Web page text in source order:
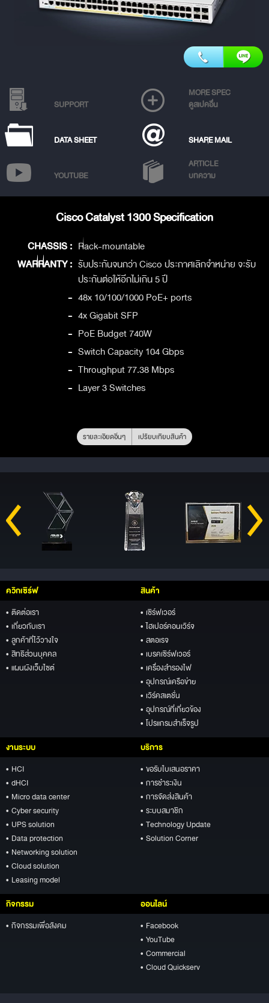
SUPPORT
MORE SPEC
ดูสเปคอื่น
DATA SHEET SHARE MAIL
YOUTUBE
ARTICLE
บทความ
Cisco Catalyst 1300 Specification
CHASSIS : Rack-mountable
WARRANTY : รับประกันจนกว่า Cisco ประกาศเลิกจำหน่าย จะรับ
ประกันต่อให้อีกไม่เกิน 5 ปี
- 48x 10/100/1000 PoE+ ports
- 4x Gigabit SFP
- PoE Budget 740W
- Switch Capacity 104 Gbps
- Throughput 77.38 Mbps
- Layer 3 Switches
รายละเอียดอื่นๆ เปรียบเทียบสินค้า
ควิกเซิร์ฟ
• ติดต่อเรา
• เกี่ยวกับเรา
• ลูกค้าที่ไว้วางใจ
• สิทธิส่วนบุคคล
• แผนผังเว็บไซต์
สินค้า
• เซิร์ฟเวอร์
• ไฮเปอร์คอนเวิร์จ
• สตอเรจ
• เบรคเซิร์ฟเวอร์
• เครื่องสำรองไฟ
• อุปกรณ์เครือข่าย
• เวิร์คสเตชั่น
• อุปกรณ์ที่เกี่ยวข้อง
• โปรแกรมสำเร็จรูป
งานระบบ
• HCI
• dHCI
• Micro data center
• Cyber security
• UPS solution
• Data protection
• Networking solution
• Cloud solution
• Leasing model
บริการ
• ขอรับใบเสนอราคา
• การชำระเงิน
• การจัดส่งสินค้า
• ระบบสมาชิก
• Technology Update
• Solution Corner
กิจกรรม
• กิจกรรมเพื่อสังคม
ออนไลน์
• Facebook
• YouTube
• Commercial
• Cloud Quickserv